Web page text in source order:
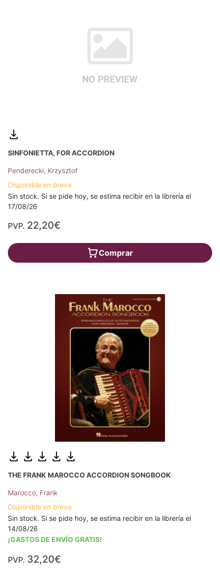
SINFONIETTA, FOR ACCORDION
Penderecki, Krzysztof
Disponible en breve
Sin stock. Si se pide hoy, se estima recibir en la librería el
17/08/26
PVP. 22,20€
Comprar
THE FRANK MAROCCO ACCORDION SONGBOOK
Marocco, Frank
Disponible en breve
Sin stock. Si se pide hoy, se estima recibir en la librería el
14/08/26
¡GASTOS DE ENVÍO GRATIS!
PVP. 32,20€